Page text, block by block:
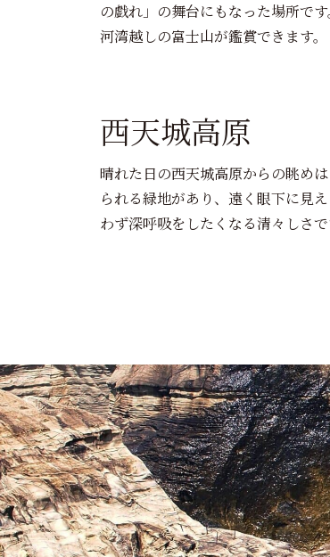
の戯れ」の舞台にもなった場所で
河湾越しの富士山が鑑賞できます。
西天城高原
晴れた日の西天城高原からの眺め
られる緑地があり、遠く眼下に見
わず深呼吸をしたくなる清々しさで